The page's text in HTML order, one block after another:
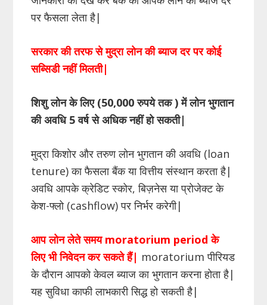
पर फैसला लेता है|
सरकार की तरफ से मुद्रा लोन की ब्याज दर पर कोई
सब्सिडी नहीं मिलती|
शिशु लोन के लिए (50,000 रुपये तक ) में लोन भुगतान
की अवधि 5 वर्ष से अधिक नहीं हो सकती|
मुद्रा किशोर और तरुण लोन भुगतान की अवधि (loan
tenure) का फैसला बैंक या वित्तीय संस्थान करता है|
अवधि आपके क्रेडिट स्कोर, बिज़नेस या प्रोजेक्ट के
केश-फ्लो (cashflow) पर निर्भर करेगी|
आप लोन लेते समय moratorium period के
लिए भी निवेदन कर सकते हैं| moratorium पीरियड
के दौरान आपको केवल ब्याज का भुगतान करना होता है|
यह सुविधा काफी लाभकारी सिद्ध हो सकती है|